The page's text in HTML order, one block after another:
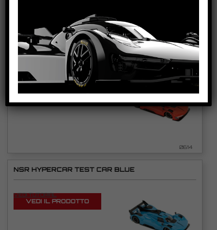
0613
NSR HYPERCAR TEST CAR RED
VEDI TUTORIAL
VEDI IL PRODOTTO
0614
NSR HYPERCAR TEST CAR BLUE
VEDI TUTORIAL
VEDI IL PRODOTTO